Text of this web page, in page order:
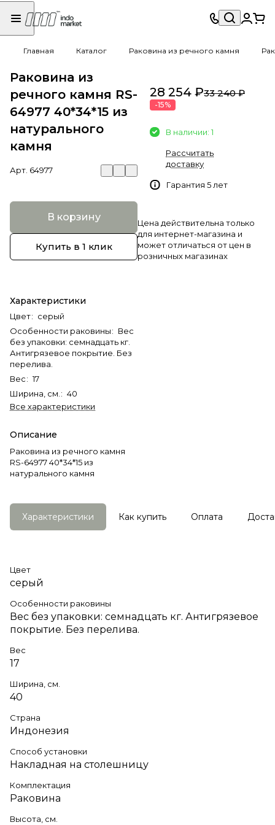
Главная Каталог Раковина из речного камня
Раковина из
речного камня RS-
64977 40*34*15 из
натурального
камня
Арт. 64977
В корзину
Купить в 1 клик
Характеристики
Цвет: серый
Особенности раковины: Вес
без упаковки: семнадцать кг.
Антигрязевое покрытие. Без
перелива.
Вес: 17
Ширина, см. : 40
Все характеристики
Описание
Раковина из речного камня
RS-64977 40*34*15 из
натурального камня
28 254 ₽33 240 ₽
-15%
В наличии: 1
Рассчитать
доставку
Гарантия 5 лет
Цена действительна только
для интернет-магазина и
может отличаться от цен в
розничных магазинах
Характеристики Как купить Оплата
Цвет
серый
Особенности раковины
Вес без упаковки: семнадцать кг. Антигрязевое
покрытие. Без перелива.
Вес
17
Ширина, см.
40
Страна
Индонезия
Способ установки
Накладная на столешницу
Комплектация
Раковина
Высота, см.